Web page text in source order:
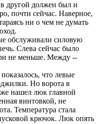
другой должен был и
почти сейчас. Наверное,
ни о чем не думать
обслуживали силовую
Слева сейчас было
не меньше. Между --
что левые
Но ворота в
нашел люк главной
винтовкой, не
Температура стала
крючок. Люк опять